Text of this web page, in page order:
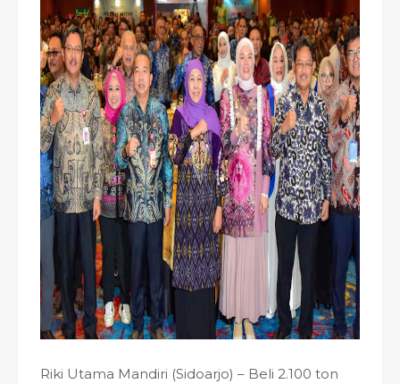
Riki Utama Mandiri (Sidoarjo) – Beli 2.100 ton